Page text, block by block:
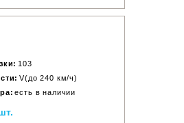
103
V(до 240 км/ч)
есть в наличии